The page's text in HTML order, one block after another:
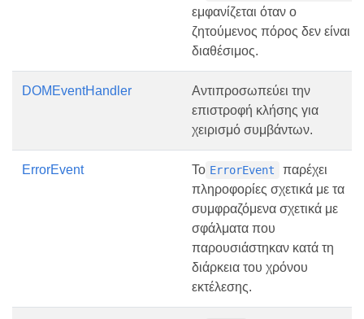
εμφανίζεται όταν ο
ζητούμενος πόρος δεν είναι
διαθέσιμος.
DOMEventHandler
Αντιπροσωπεύει την
επιστροφή κλήσης για
χειρισμό συμβάντων.
ErrorEvent Το ErrorEvent
παρέχει
πληροφορίες σχετικά με τα
συμφραζόμενα σχετικά με
σφάλματα που
παρουσιάστηκαν κατά τη
διάρκεια του χρόνου
εκτέλεσης.